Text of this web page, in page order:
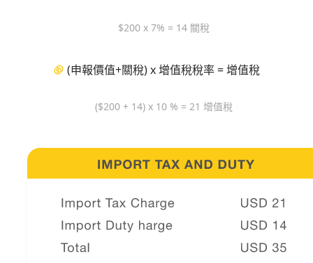
$200 x 7% = 14 關稅
(申報價值+關稅) x 增值稅稅率 = 增值稅
($200 + 14) x 10 % = 21 增值稅